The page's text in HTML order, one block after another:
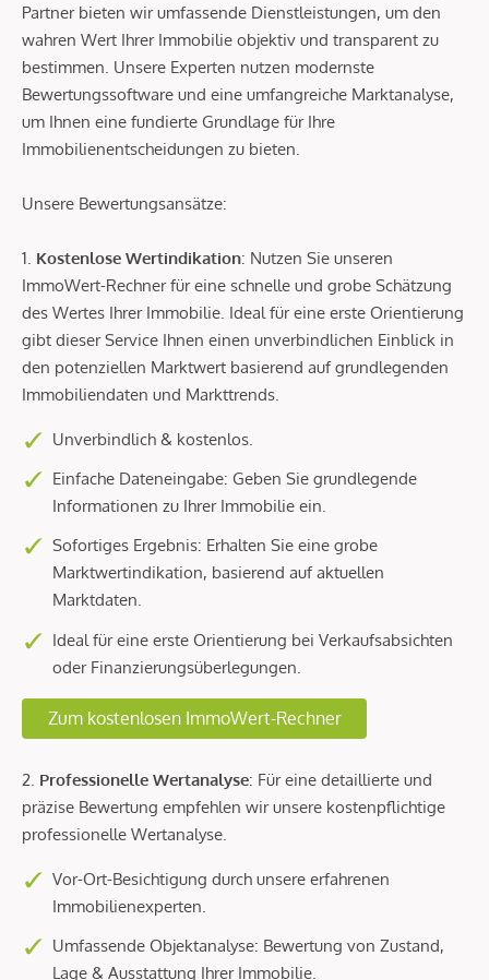
Partner bieten wir umfassende Dienstleistungen, um den
wahren Wert Ihrer Immobilie objektiv und transparent zu
bestimmen. Unsere Experten nutzen modernste
Bewertungssoftware und eine umfangreiche Marktanalyse,
um Ihnen eine fundierte Grundlage für Ihre
Immobilienentscheidungen zu bieten.
Unsere Bewertungsansätze:
1. Kostenlose Wertindikation: Nutzen Sie unseren
ImmoWert-Rechner für eine schnelle und grobe Schätzung
des Wertes Ihrer Immobilie. Ideal für eine erste Orientierung
gibt dieser Service Ihnen einen unverbindlichen Einblick in
den potenziellen Marktwert basierend auf grundlegenden
Immobiliendaten und Markttrends.
Unverbindlich & kostenlos.
Einfache Dateneingabe: Geben Sie grundlegende
Informationen zu Ihrer Immobilie ein.
Sofortiges Ergebnis: Erhalten Sie eine grobe
Marktwertindikation, basierend auf aktuellen
Marktdaten.
Ideal für eine erste Orientierung bei Verkaufsabsichten
oder Finanzierungsüberlegungen.
Zum kostenlosen ImmoWert-Rechner
2. Professionelle Wertanalyse: Für eine detaillierte und
präzise Bewertung empfehlen wir unsere kostenpflichtige
professionelle Wertanalyse.
Vor-Ort-Besichtigung durch unsere erfahrenen
Immobilienexperten.
Umfassende Objektanalyse: Bewertung von Zustand,
Lage & Ausstattung Ihrer Immobilie.